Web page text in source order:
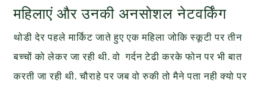
महिलाएं और उनकी अनसोशल नेटवर्किंग
थोडी देर पहले मार्किट जाते हुए एक महिला जोकि स्कूटी पर तीन
बच्चों को लेकर जा रही थी. वो गर्दन टेढी करके फोन पर भी बात
करती जा रही थी. चौराहे पर जब वो रुकी तो मैने पता नही क्यो पर